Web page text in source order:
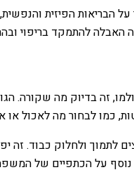
הפיזית
להתמקד בריפוי
בדיוק מה שקורה. הגוף
כמו לבחור מה לאכול או
ולחלוק כבוד. זה
נוסף על הכתפיים של